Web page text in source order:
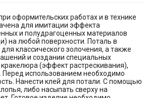
оформительских работах и в технике
для имитации эффекта
и полудрагоценных материалов
на любой поверхности. Поталь в
классического золочения, а также
и создании специальных
(эффект растрескивания),
Перед использованием необходимо
Нанести клей для потали. С помощью
либо насыпать сверху на